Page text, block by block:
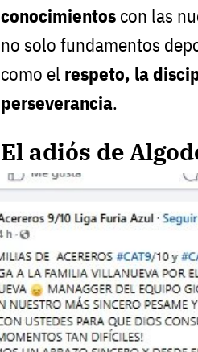
conocimientos con las
no solo fundamentos
como el respeto, la
perseverancia.
El adiós de